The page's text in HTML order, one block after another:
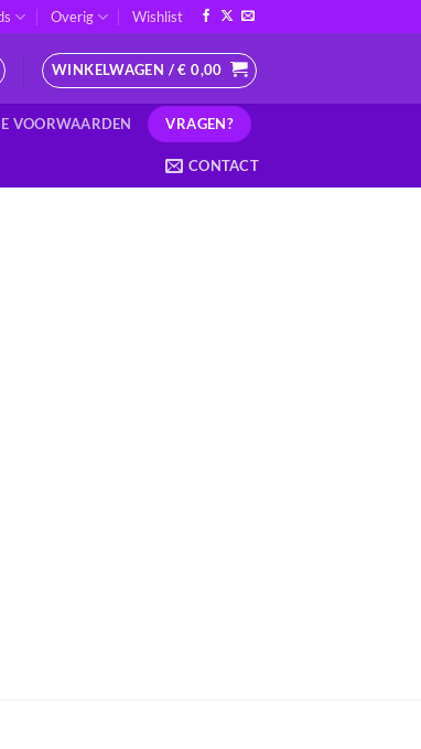
Overig Wishlist
WINKELWAGEN /€ 0,00
VOORWAARDEN VRAGEN?
CONTACT